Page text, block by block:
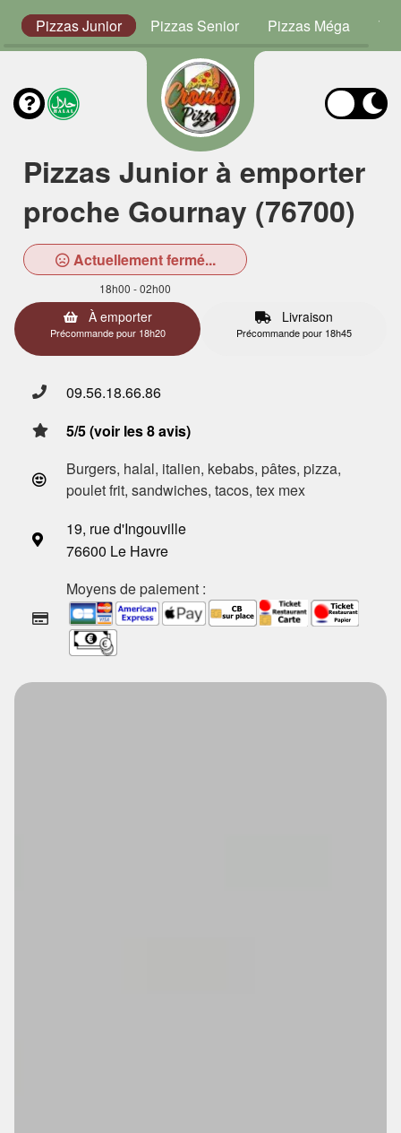
Pizzas Junior Pizzas Senior Pizzas Méga
Pizzas Junior à emporter
proche Gournay (76700)
Actuellement fermé...
18h00 - 02h00
À emporter
Précommande pour 18h20
Livraison
Précommande pour 18h45
09.56.18.66.86
5/5 (voir les 8 avis)
Burgers, halal, italien, kebabs, pâtes, pizza,
poulet frit, sandwiches, tacos, tex mex
19, rue d'Ingouville
76600 Le Havre
Moyens de paiement :